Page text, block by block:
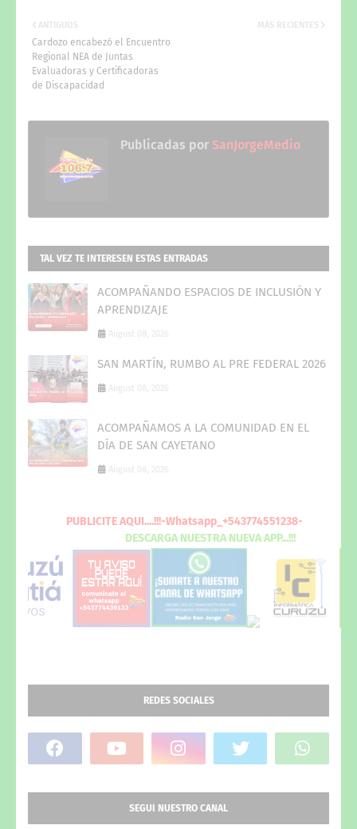
MÁS RECIENTES
ANTIGUOS
Cardozo encabezó el Encuentro
Regional NEA de Juntas
Evaluadoras y Certificadoras
de Discapacidad
Publicadas por SanJorgeMedio
TAL VEZ TE INTERESEN ESTAS ENTRADAS
ACOMPAÑANDO ESPACIOS DE INCLUSIÓN Y
APRENDIZAJE
August 08, 2026
SAN MARTÍN, RUMBO AL PRE FEDERAL 2026
August 08, 2026
ACOMPAÑAMOS A LA COMUNIDAD EN EL
DÍA DE SAN CAYETANO
August 08, 2026
PUBLICITEAQUI....!!!-Whatsapp_+543774551238-
DESCARGANUESTRA NUEVAAPP...!!!
REDES SOCIALES
SEGUI NUESTRO CANAL